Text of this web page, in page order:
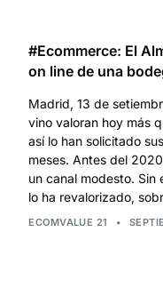
#Ecommerce: El
on line de una
Madrid, 13 de
vino valoran hoy más
así lo han solicitado
meses. Antes del
un canal modesto. Sin
lo ha revalorizado,
ECOMVALUE 21 •